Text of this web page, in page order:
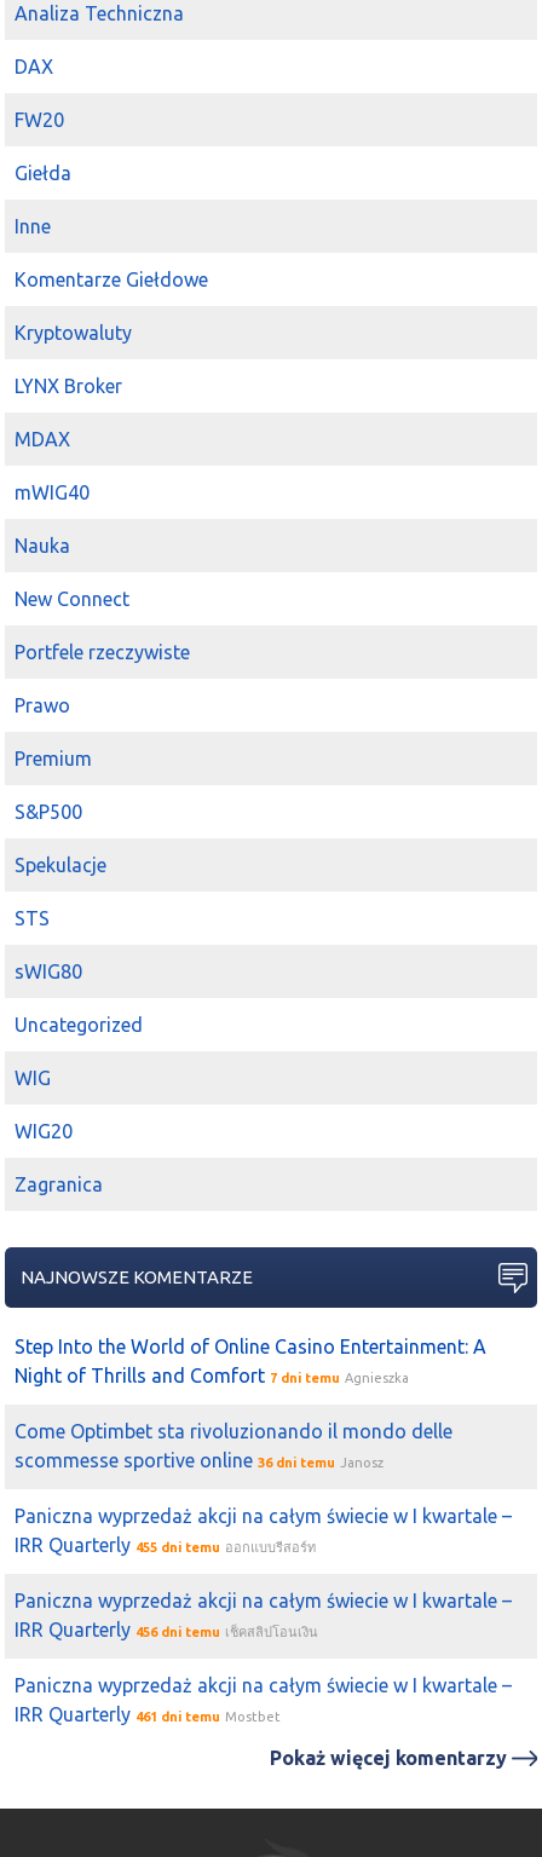
Analiza Techniczna
DAX
FW20
Giełda
Inne
Komentarze Giełdowe
Kryptowaluty
LYNX Broker
MDAX
mWIG40
Nauka
New Connect
Portfele rzeczywiste
Prawo
Premium
S&P500
Spekulacje
STS
sWIG80
Uncategorized
WIG
WIG20
Zagranica
NAJNOWSZE KOMENTARZE
Step Into the World of Online Casino Entertainment: A
Night of Thrills and Comfort 7 dni temu Agnieszka
Come Optimbet sta rivoluzionando il mondo delle
scommesse sportive online 36 dni temu Janosz
Paniczna wyprzedaż akcji na całym świecie w I kwartale –
IRR Quarterly 455 dni temu ออกแบบรีสอร์ท
Paniczna wyprzedaż akcji na całym świecie w I kwartale –
IRR Quarterly 456 dni temu เช็คสลิปโอนเงิน
Paniczna wyprzedaż akcji na całym świecie w I kwartale –
IRR Quarterly 461 dni temu Mostbet
Pokaż więcej komentarzy